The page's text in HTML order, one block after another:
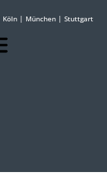
Köln | München | Stuttgart